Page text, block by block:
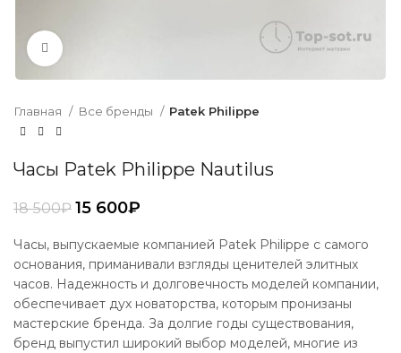
Главная Все бренды Patek Philippe
Часы Patek Philippe Nautilus
18 500₽ 15 600₽
Часы, выпускаемые компанией Patek Philippe с самого
основания, приманивали взгляды ценителей элитных
часов. Надежность и долговечность моделей компании,
обеспечивает дух новаторства, которым пронизаны
мастерские бренда. За долгие годы существования,
бренд выпустил широкий выбор моделей, многие из